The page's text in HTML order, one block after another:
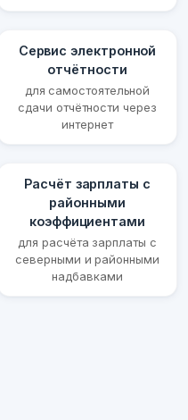
Сервис электронной
отчётности
для самостоятельной
сдачи отчётности через
интернет
Расчёт зарплаты с
районными
коэффициентами
для расчёта зарплаты с
северными и районными
надбавками